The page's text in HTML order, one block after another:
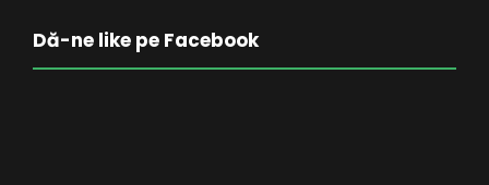
Dă-ne like pe Facebook